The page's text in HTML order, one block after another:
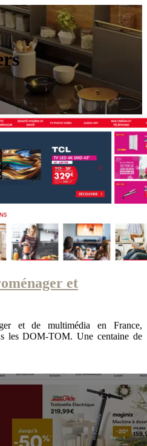
et
et de multimédia en France,
les DOM-TOM. Une centaine de